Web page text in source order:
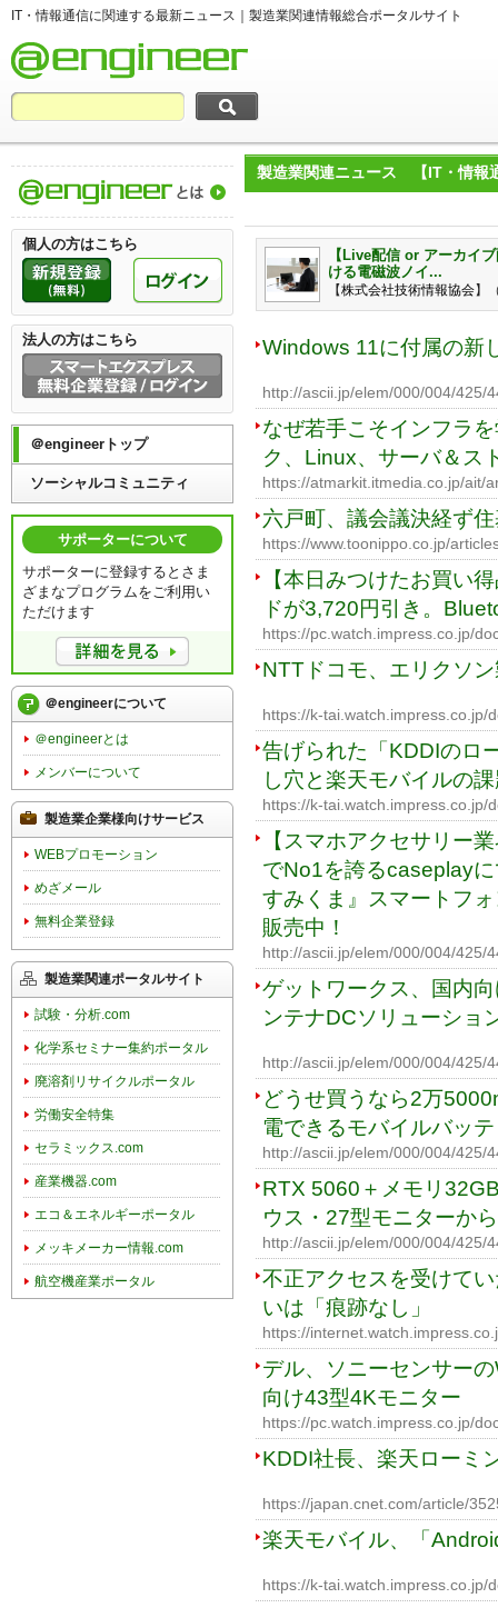
IT・情報通信に関連する最新ニュース｜製造業関連情報総合ポータルサイト
製造業関連ニュース 【IT・情
【Live配信 or アーカイ
ける電磁波ノイ...
【株式会社技術情報協会】
Windows 11に付属の新
http://ascii.jp/elem/000/004/425/
なぜ若手こそインフラ
ク、Linux、サーバ＆ス
https://atmarkit.itmedia.co.jp/ait/
六戸町、議会議決経ず
https://www.toonippo.co.jp/
【本日みつけたお買い
ドが3,720円引き。
https://pc.watch.impress.co.jp/
NTTドコモ、エリクソ
https://k-tai.watch.impress.co.jp/
告げられた「KDDIのロ
し穴と楽天モバイルの
https://k-tai.watch.impress.co.jp/
【スマホアクセサリー
でNo1を誇るcaseplay
すみくま』スマートフ
販売中！
http://ascii.jp/elem/000/004/425/
ゲットワークス、国内
ンテナDCソリューショ
http://ascii.jp/elem/000/004/425/
どうせ買うなら2万
電できるモバイルバッ
http://ascii.jp/elem/000/004/425/
RTX 5060＋メモリ
ウス・27型モニターか
http://ascii.jp/elem/000/004/425/
不正アクセスを受けて
いは「痕跡なし」
https://
デル、ソニーセンサー
向け43型4Kモニター
https://pc.watch.impress.co.jp/
KDDI社長、楽天ローミ
https://japan.cnet.com/article/
楽天モバイル、「
https://k-tai.watch.impress.co.jp/
製造業関連情報総合ポータルサイト＠
個人の方はこちら
法人の方はこちら
＠engineerトップ
ソーシャルコミュニティ
サポーターについて
サポーターに登録するとさま
ざまなプログラムをご利用い
ただけます
＠engineerについて
＠engineerとは
メンバーについて
製造業企業様向けサービス
WEBプロモーション
めざメール
無料企業登録
製造業関連ポータルサイト
試験・分析.com
化学系セミナー集約ポータル
廃溶剤リサイクルポータル
労働安全特集
セラミックス.com
産業機器.com
エコ＆エネルギーポータル
メッキメーカー情報.com
航空機産業ポータル